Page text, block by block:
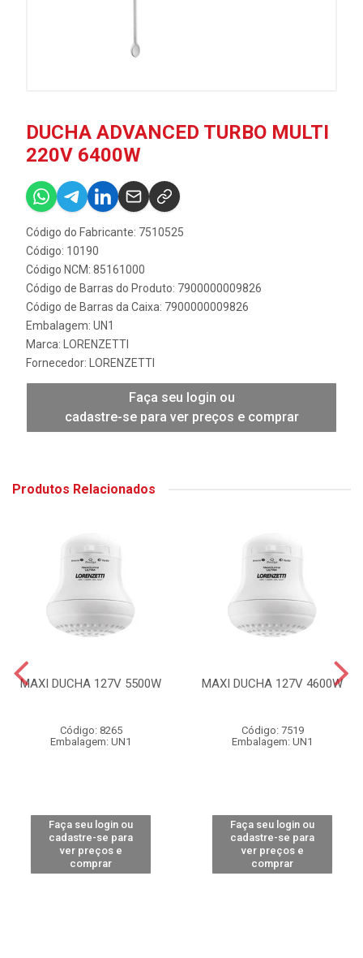
DUCHA ADVANCED TURBO MULTI
220V 6400W
Código do Fabricante: 7510525
Código: 10190
Código NCM: 85161000
Código de Barras do Produto: 7900000009826
Código de Barras da Caixa: 7900000009826
Embalagem: UN1
Marca:
LORENZETTI
Fornecedor:
LORENZETTI
Faça seu login ou
cadastre-se para ver preços e comprar
Produtos Relacionados
MAXI DUCHA 127V 5500W
Código: 8265
Embalagem: UN1
Faça seu login ou
cadastre-se para
ver preços e
comprar
MAXI DUCHA 127V 4600W
Código: 7519
Embalagem: UN1
Faça seu login ou
cadastre-se para
ver preços e
comprar